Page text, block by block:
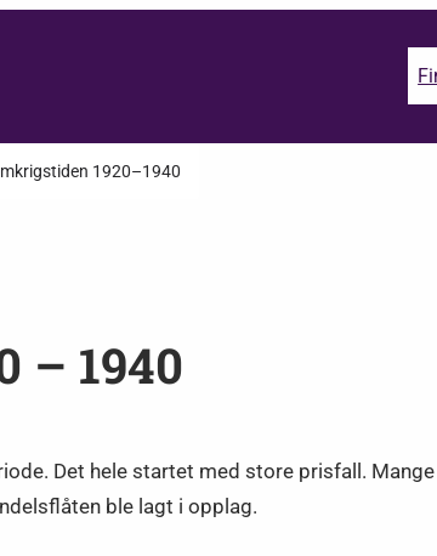
1920–1940
– 1940
Det hele startet med store prisfall.
ble lagt i opplag.